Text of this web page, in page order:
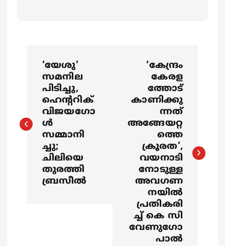
t
‘യേശു’
സമനില
പിടിച്ചു,
ഹെന്ററിക്
വിജയഗോ
ള്‍
സമ്മാനി
ച്ചു;
ചിലിയെ
തുരത്തി
ബ്രസീല്‍
‘കേന്ദ്രം
കേരള
ത്തോട്
കാണിക്കു
ന്നത്
അങ്ങേയറ്റ
ത്തെ
ക്രൂരത’,
വയനാടി
നോടുള്ള
അവഗണ
നയില്‍
പ്രതികരി
ച്ച് കെ സി
വേണുഗോ
പാല്‍